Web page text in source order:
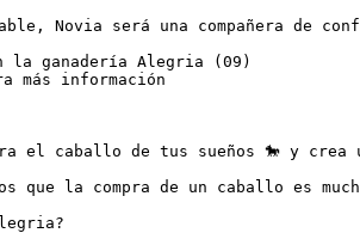
Novia será una compañera
la ganadería Alegria (09)
más información
el caballo de tus sueños 🐎 y
que la compra de un caballo es